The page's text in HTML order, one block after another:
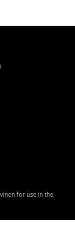
for use in the